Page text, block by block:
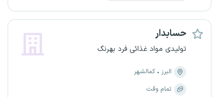
حسابدار
تولیدی مواد غذائی فرد بهرنگ
البرز
کمالشهر
تمام وقت